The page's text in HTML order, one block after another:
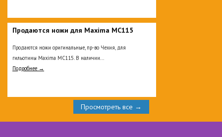
Продаются ножи для Maxima MC115
Продаются ножи оригинальные, пр-во Чехия, для
гильотины Maxima MC115. В наличии...
Подробнее →
Просмотреть все →